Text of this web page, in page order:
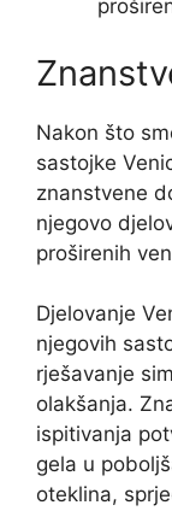
Nakon što
sastojke
znanstvene
njegovo
proširenih
Djelovanje
njegovih
rješavanje
olakšanja.
ispitivanja
gela u
oteklina,